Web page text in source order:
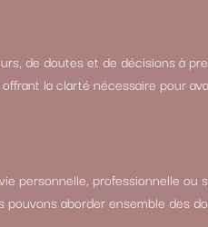
de doutes et de décisions à
la clarté nécessaire pour
personnelle, professionnelle ou
aborder ensemble des